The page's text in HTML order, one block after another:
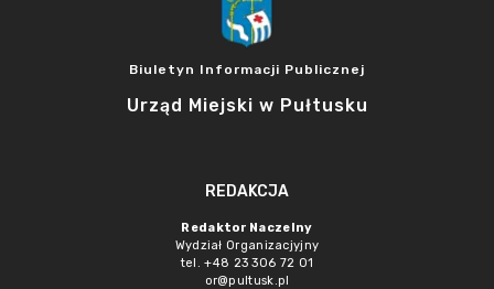
Biuletyn Informacji Publicznej
Urząd Miejski w Pułtusku
REDAKCJA
Redaktor Naczelny
Wydział Organizacjyjny
tel. +48 23 306 72 01
or@pultusk.pl